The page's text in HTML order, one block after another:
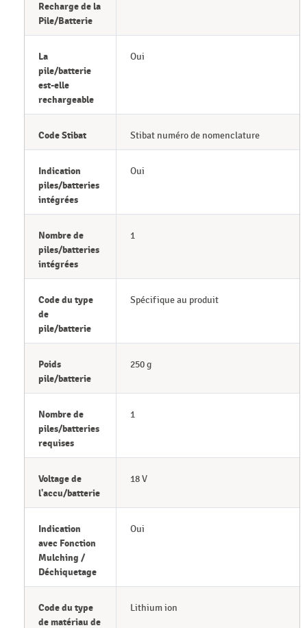
Recharge de la
Pile/Batterie
La
pile/batterie
est-elle
rechargeable
Oui
Code Stibat Stibat numéro de nomenclature
Indication
piles/batteries
intégrées
Oui
Nombre de
piles/batteries
intégrées
1
Code du type
de
pile/batterie
Spécifique au produit
Poids
pile/batterie
250 g
Nombre de
piles/batteries
requises
1
Voltage de
l'accu/batterie
18 V
Indication
avec Fonction
Mulching /
Déchiquetage
Oui
Code du type
de matériau de
Lithium ion